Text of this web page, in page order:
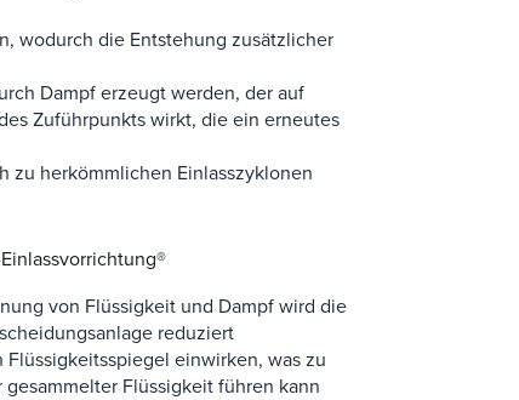
wodurch die Entstehung zusätzlicher
Dampf erzeugt werden, der auf
Zuführpunkts wirkt, die ein erneutes
zu herkömmlichen Einlasszyklonen
von Flüssigkeit und Dampf wird die
reduziert
einwirken, was zu
Flüssigkeit führen kann